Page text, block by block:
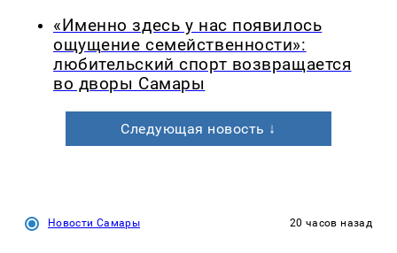
«Именно здесь у нас появилось
ощущение семейственности»:
любительский спорт возвращается
во дворы Самары
Следующая новость ↓
Новости Самары 20 часов назад